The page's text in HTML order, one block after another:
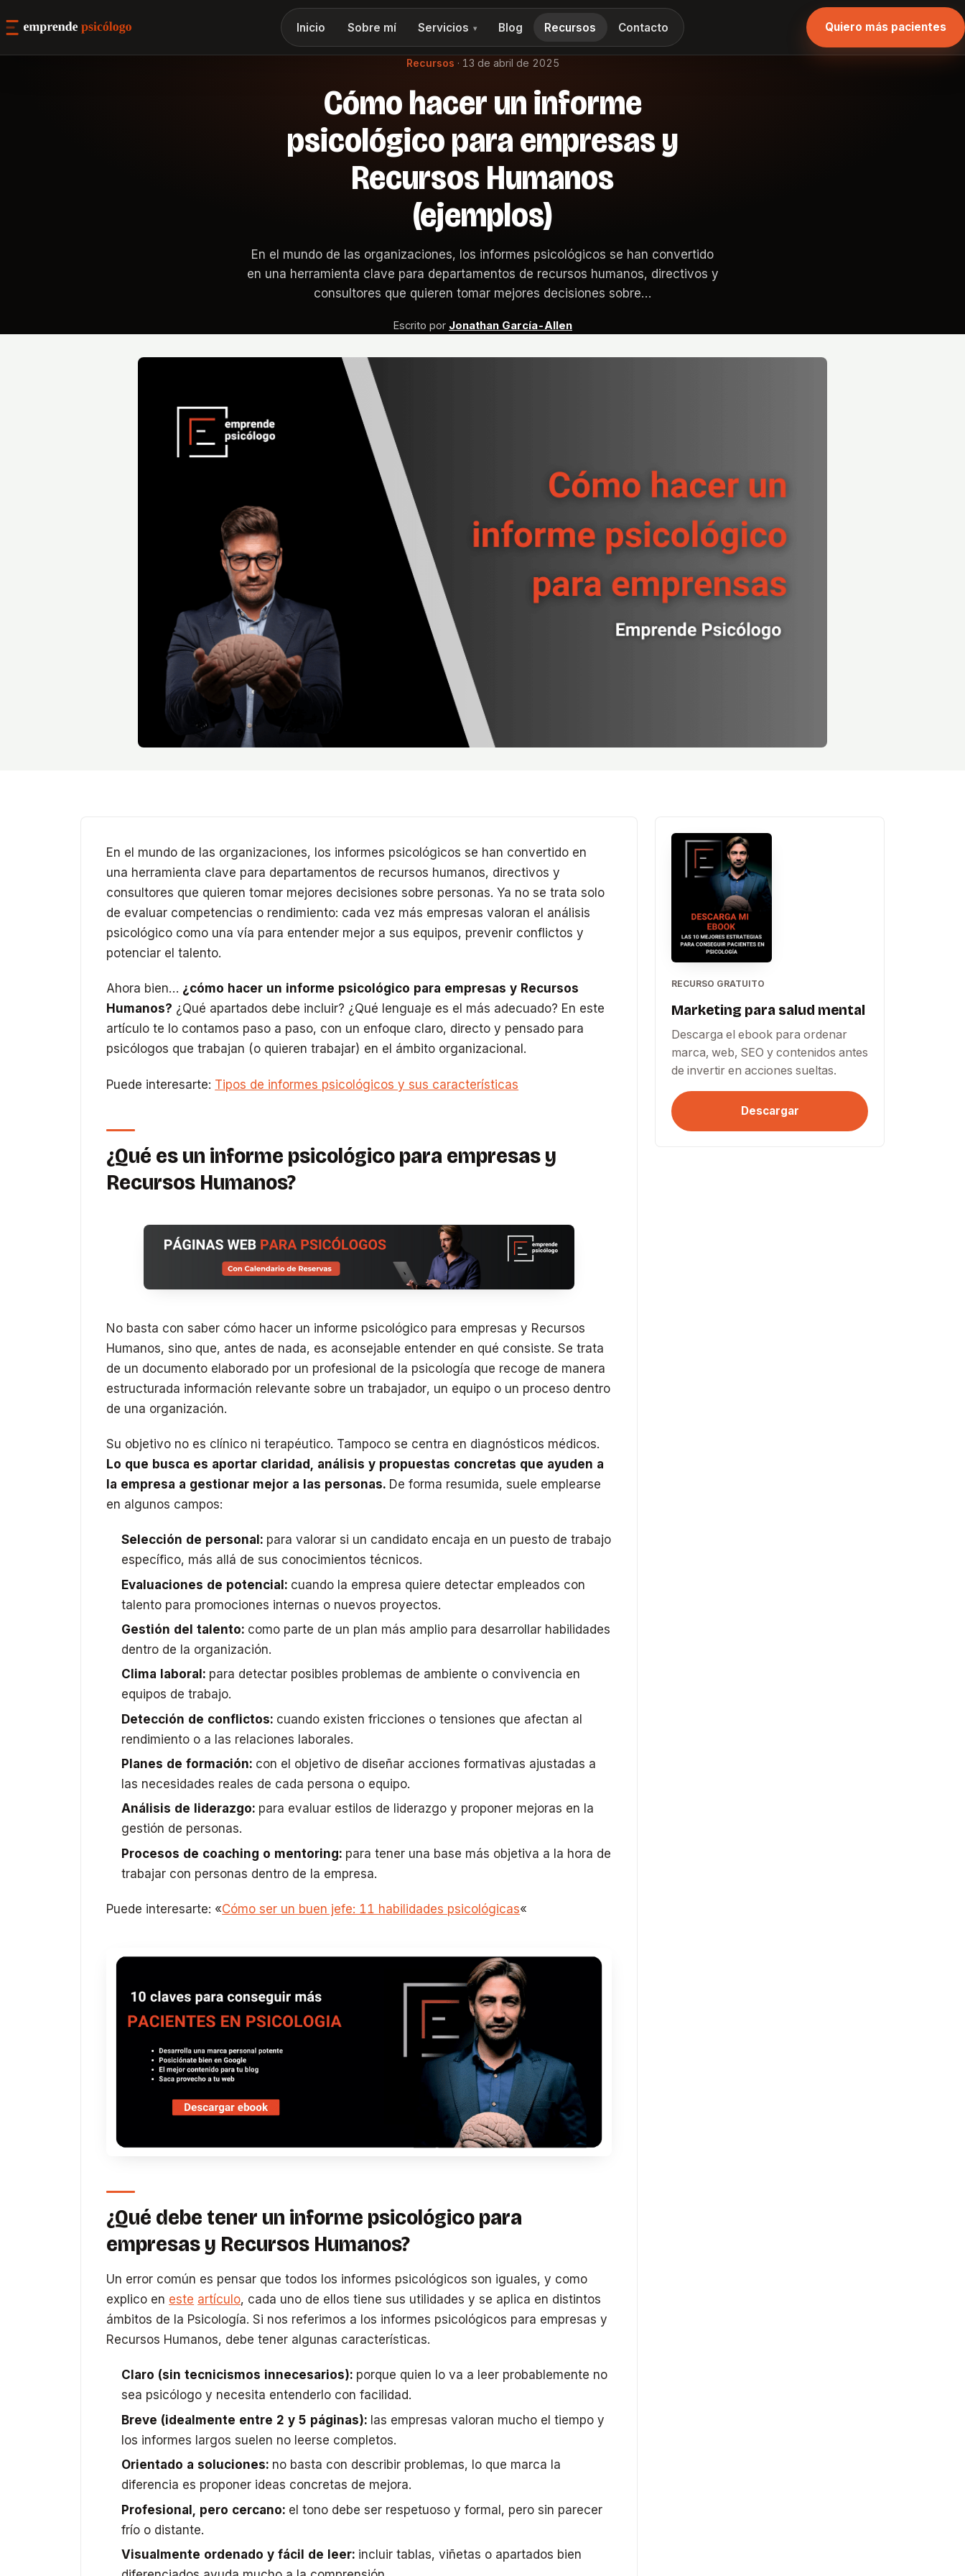
Inicio Sobre mí Servicios ▾ Blog Recursos Contacto Quiero más pacientes
Recursos · 13 de abril de 2025
Cómo hacer un informe
psicológico para empresas y
Recursos Humanos
(ejemplos)
En el mundo de las organizaciones, los informes psicológicos se han convertido
en una herramienta clave para departamentos de recursos humanos, directivos y
consultores que quieren tomar mejores decisiones sobre…
Escrito por Jonathan García-Allen
En el mundo de las organizaciones, los informes psicológicos se han convertido en
una herramienta clave para departamentos de recursos humanos, directivos y
consultores que quieren tomar mejores decisiones sobre personas. Ya no se trata solo
de evaluar competencias o rendimiento: cada vez más empresas valoran el análisis
psicológico como una vía para entender mejor a sus equipos, prevenir conflictos y
potenciar el talento.
Ahora bien… ¿cómo hacer un informe psicológico para empresas y Recursos
Humanos? ¿Qué apartados debe incluir? ¿Qué lenguaje es el más adecuado? En este
artículo te lo contamos paso a paso, con un enfoque claro, directo y pensado para
psicólogos que trabajan (o quieren trabajar) en el ámbito organizacional.
Puede interesarte: Tipos de informes psicológicos y sus características
¿Qué es un informe psicológico para empresas y
Recursos Humanos?
No basta con saber cómo hacer un informe psicológico para empresas y Recursos
Humanos, sino que, antes de nada, es aconsejable entender en qué consiste. Se trata
de un documento elaborado por un profesional de la psicología que recoge de manera
estructurada información relevante sobre un trabajador, un equipo o un proceso dentro
de una organización.
Su objetivo no es clínico ni terapéutico. Tampoco se centra en diagnósticos médicos.
Lo que busca es aportar claridad, análisis y propuestas concretas que ayuden a
la empresa a gestionar mejor a las personas. De forma resumida, suele emplearse
en algunos campos:
Selección de personal: para valorar si un candidato encaja en un puesto de trabajo
específico, más allá de sus conocimientos técnicos.
Evaluaciones de potencial: cuando la empresa quiere detectar empleados con
talento para promociones internas o nuevos proyectos.
Gestión del talento: como parte de un plan más amplio para desarrollar habilidades
dentro de la organización.
Clima laboral: para detectar posibles problemas de ambiente o convivencia en
equipos de trabajo.
Detección de conflictos: cuando existen fricciones o tensiones que afectan al
rendimiento o a las relaciones laborales.
Planes de formación: con el objetivo de diseñar acciones formativas ajustadas a
las necesidades reales de cada persona o equipo.
Análisis de liderazgo: para evaluar estilos de liderazgo y proponer mejoras en la
gestión de personas.
Procesos de coaching o mentoring: para tener una base más objetiva a la hora de
trabajar con personas dentro de la empresa.
Puede interesarte: «Cómo ser un buen jefe: 11 habilidades psicológicas«
¿Qué debe tener un informe psicológico para
empresas y Recursos Humanos?
Un error común es pensar que todos los informes psicológicos son iguales, y como
explico en este artículo, cada uno de ellos tiene sus utilidades y se aplica en distintos
ámbitos de la Psicología. Si nos referimos a los informes psicológicos para empresas y
Recursos Humanos, debe tener algunas características.
Claro (sin tecnicismos innecesarios): porque quien lo va a leer probablemente no
sea psicólogo y necesita entenderlo con facilidad.
Breve (idealmente entre 2 y 5 páginas): las empresas valoran mucho el tiempo y
los informes largos suelen no leerse completos.
Orientado a soluciones: no basta con describir problemas, lo que marca la
diferencia es proponer ideas concretas de mejora.
Profesional, pero cercano: el tono debe ser respetuoso y formal, pero sin parecer
frío o distante.
Visualmente ordenado y fácil de leer: incluir tablas, viñetas o apartados bien
RECURSO GRATUITO
Marketing para salud mental
Descarga el ebook para ordenar
marca, web, SEO y contenidos antes
de invertir en acciones sueltas.
Descargar